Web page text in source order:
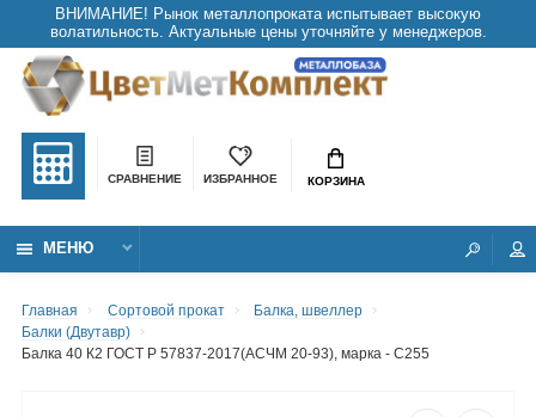
СРАВНЕНИЕ ИЗБРАННОЕ КОРЗИНА
МЕНЮ
Главная Сортовой прокат
Балка, швеллер
Балки (Двутавр)
Балка 40 К2 ГОСТ Р 57837-2017(АСЧМ 20-93), марка - С255